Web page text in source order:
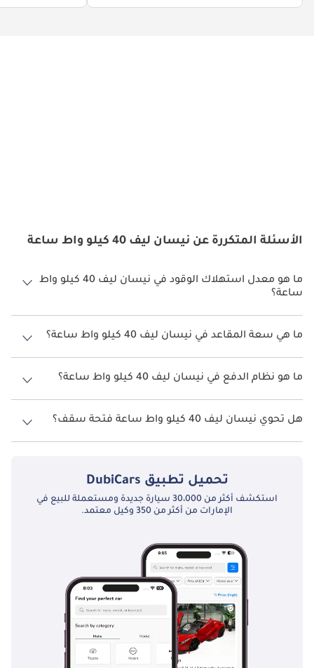
الأسئلة المتكررة عن نيسان ليف 40 كيلو واط ساعة
ما هو معدل استهلاك الوقود في نيسان ليف 40 كيلو واط
ساعة؟
يبلغ معدل استهلاك الوقود المقترح من الشركة المصنعة لسيارة نيسان
ليف 2026 من TBD.
ما هي سعة المقاعد في نيسان ليف 40 كيلو واط ساعة؟
تتسع نيسان ليف 40 كيلو واط ساعة لأ 5 أشخاص.
ما هو نظام الدفع في نيسان ليف 40 كيلو واط ساعة؟
نظام الدفع في نيسان ليف Front Wheel Drive 40 كيلو واط ساعة.
هل تحوي نيسان ليف 40 كيلو واط ساعة فتحة سقف؟
نعم توفر نيسان ليف 40 كيلو واط ساعة فتحة السقف كخيار.
تحميل تطبيق DubiCars
استكشف أكثر من 30،000 سيارة جديدة ومستعملة للبيع في
الإمارات من أكثر من 350 وكيل معتمد.